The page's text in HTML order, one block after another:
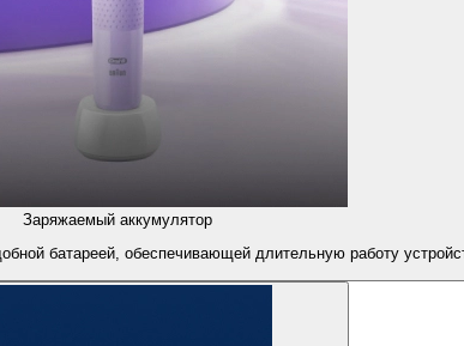
Заряжаемый аккумулятор
батареей, обеспечивающей длительную работу